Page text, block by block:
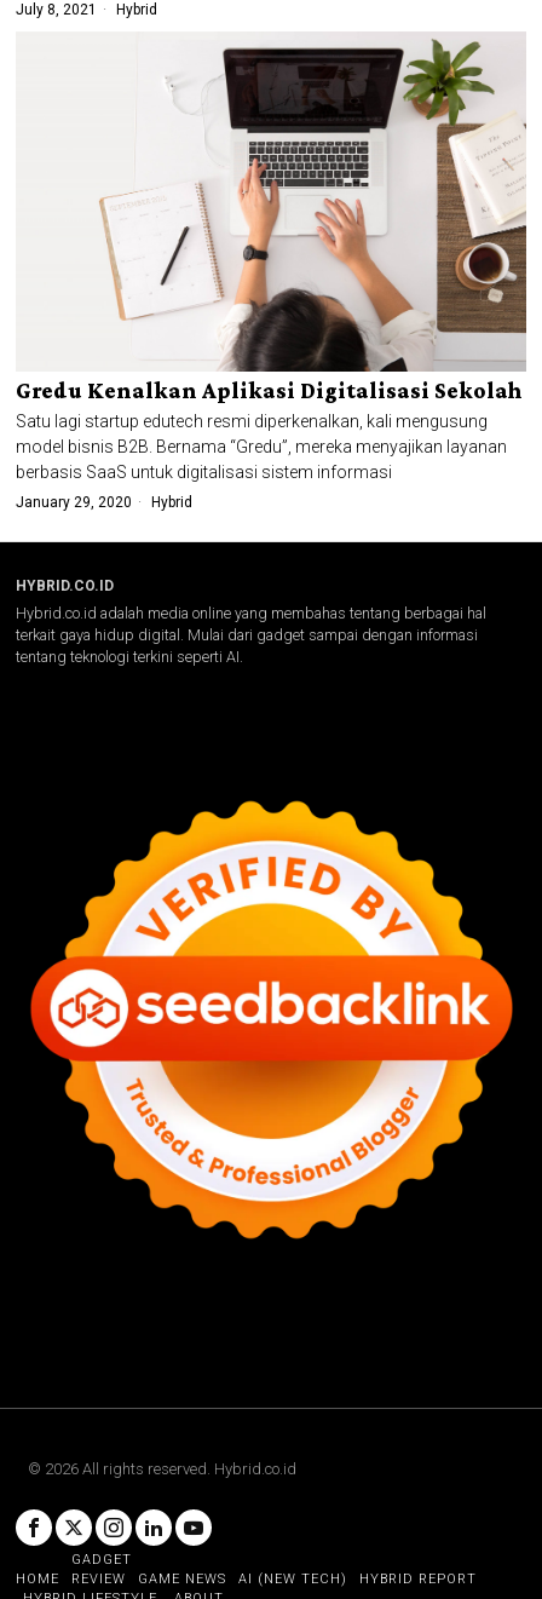
July 8, 2021 Hybrid
Gredu Kenalkan Aplikasi Digitalisasi Sekolah
Satu lagi startup edutech resmi diperkenalkan, kali mengusung
model bisnis B2B. Bernama “Gredu”, mereka menyajikan layanan
berbasis SaaS untuk digitalisasi sistem informasi
January 29, 2020 Hybrid
HYBRID.CO.ID
Hybrid.co.id adalah media online yang membahas tentang berbagai hal
terkait gaya hidup digital. Mulai dari gadget sampai dengan informasi
tentang teknologi terkini seperti AI.
© 2026 All rights reserved. Hybrid.co.id
HOME
GADGET
REVIEW
GAME NEWS AI (NEW TECH)
HYBRID REPORT